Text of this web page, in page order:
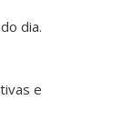
dia.
e